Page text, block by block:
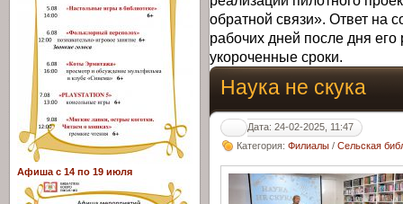
обратной связи». Ответ на
рабочих дней после дня
укороченные сроки.
Наука не скука
Дата: 24-02-2025, 11:47
Категория: Филиалы / Сельская
Афиша с 14 по 19 июля